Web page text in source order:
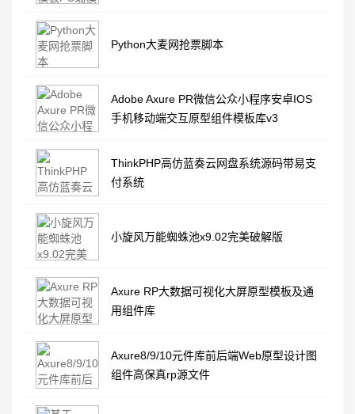
Python大麦网抢票脚本
Adobe Axure PR微信公众小程序安卓IOS
手机移动端交互原型组件模板库v3
ThinkPHP高仿蓝奏云网盘系统源码带易支
付系统
小旋风万能蜘蛛池x9.02完美破解版
Axure RP大数据可视化大屏原型模板及通
用组件库
Axure8/9/10元件库前后端Web原型设计图
组件高保真rp源文件